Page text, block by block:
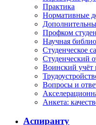
Практика
Нормативные
Профком
Научная
Студенческое
Студенческий
Воинский учёт
Вопросы и
Анкета:
Аспиранту